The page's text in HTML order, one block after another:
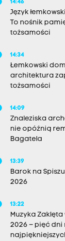
14:46
Język
To nośnik
tożsamości
14:34
Łemkowski
architektura
tożsamości
14:09
Znaleziska
nie opóźnią
Bagatela
13:39
Barok na
2026
13:22
Muzyka Zaklęta
2026 – pięć dni